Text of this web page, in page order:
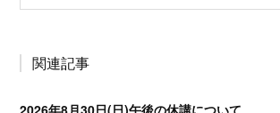
関連記事
2026年8月30日(日)午後の休講について